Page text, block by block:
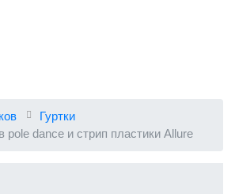
Гуртки
pole dance и стрип пластики Allure